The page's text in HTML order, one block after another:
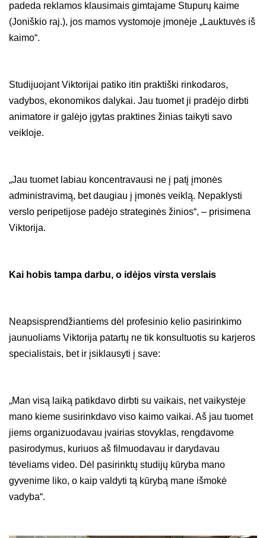
padeda reklamos klausimais gimtajame Stupurų kaime
(Joniškio raj.), jos mamos vystomoje įmonėje „Lauktuvės iš
kaimo“.
Studijuojant Viktorijai patiko itin praktiški rinkodaros,
vadybos, ekonomikos dalykai. Jau tuomet ji pradėjo dirbti
animatore ir galėjo įgytas praktines žinias taikyti savo
veikloje.
„Jau tuomet labiau koncentravausi ne į patį įmonės
administravimą, bet daugiau į įmonės veiklą. Nepaklysti
verslo peripetijose padėjo strateginės žinios“, – prisimena
Viktorija.
Kai hobis tampa darbu, o idėjos virsta verslais
Neapsisprendžiantiems dėl profesinio kelio pasirinkimo
jaunuoliams Viktorija patartų ne tik konsultuotis su karjeros
specialistais, bet ir įsiklausyti į save:
„Man visą laiką patikdavo dirbti su vaikais, net vaikystėje
mano kieme susirinkdavo viso kaimo vaikai. Aš jau tuomet
jiems organizuodavau įvairias stovyklas, rengdavome
pasirodymus, kuriuos aš filmuodavau ir darydavau
tėveliams video. Dėl pasirinktų studijų kūryba mano
gyvenime liko, o kaip valdyti tą kūrybą mane išmokė
vadyba“.